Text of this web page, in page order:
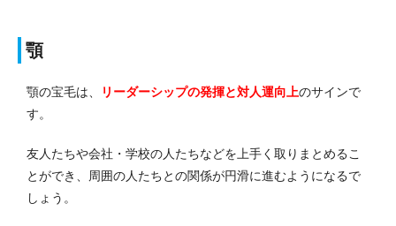
顎
顎の宝毛は、 リーダーシップの発揮と対人運向上のサインで
す。
友人たちや会社・学校の人たちなどを上手く取りまとめるこ
とができ、周囲の人たちとの関係が円滑に進むようになるで
しょう。